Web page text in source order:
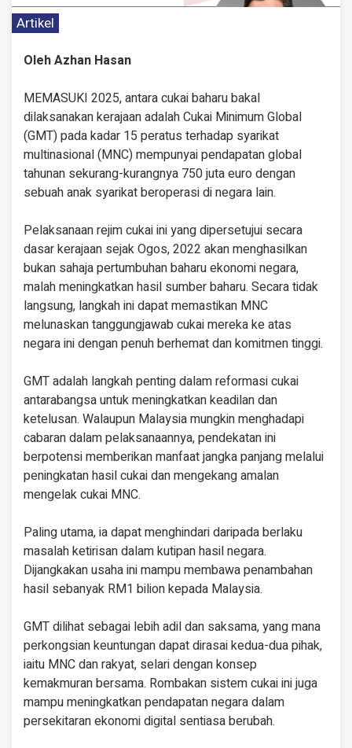
Artikel
Oleh Azhan Hasan
MEMASUKI 2025, antara cukai baharu bakal
dilaksanakan kerajaan adalah Cukai Minimum Global
(GMT) pada kadar 15 peratus terhadap syarikat
multinasional (MNC) mempunyai pendapatan global
tahunan sekurang-kurangnya 750 juta euro dengan
sebuah anak syarikat beroperasi di negara lain.
Pelaksanaan rejim cukai ini yang dipersetujui secara
dasar kerajaan sejak Ogos, 2022 akan menghasilkan
bukan sahaja pertumbuhan baharu ekonomi negara,
malah meningkatkan hasil sumber baharu. Secara tidak
langsung, langkah ini dapat memastikan MNC
melunaskan tanggungjawab cukai mereka ke atas
negara ini dengan penuh berhemat dan komitmen tinggi.
GMT adalah langkah penting dalam reformasi cukai
antarabangsa untuk meningkatkan keadilan dan
ketelusan. Walaupun Malaysia mungkin menghadapi
cabaran dalam pelaksanaannya, pendekatan ini
berpotensi memberikan manfaat jangka panjang melalui
peningkatan hasil cukai dan mengekang amalan
mengelak cukai MNC.
Paling utama, ia dapat menghindari daripada berlaku
masalah ketirisan dalam kutipan hasil negara.
Dijangkakan usaha ini mampu membawa penambahan
hasil sebanyak RM1 bilion kepada Malaysia.
GMT dilihat sebagai lebih adil dan saksama, yang mana
perkongsian keuntungan dapat dirasai kedua-dua pihak,
iaitu MNC dan rakyat, selari dengan konsep
kemakmuran bersama. Rombakan sistem cukai ini juga
mampu meningkatkan pendapatan negara dalam
persekitaran ekonomi digital sentiasa berubah.